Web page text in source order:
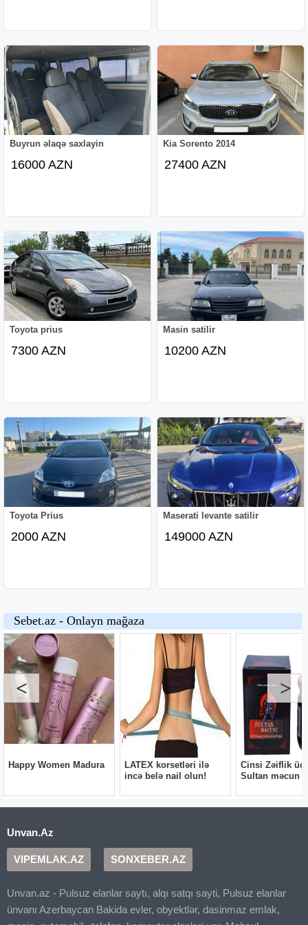
Buyrun əlaqə saxlayin
16000 AZN
Kia Sorento 2014
27400 AZN
Toyota prius
7300 AZN
Masin satilir
10200 AZN
Toyota Prius
2000 AZN
Maserati levante satilir
149000 AZN
Unvan.Az
VIPEMLAK.AZ SONXEBER.AZ
Unvan.az - Pulsuz elanlar saytı, alqı satqı sayti, Pulsuz elanlar
ünvanı Azerbaycan Bakida evler, obyektlər, dasinmaz emlak,